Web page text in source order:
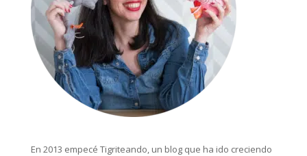
En 2013 empecé Tigriteando, un blog que ha ido creciendo